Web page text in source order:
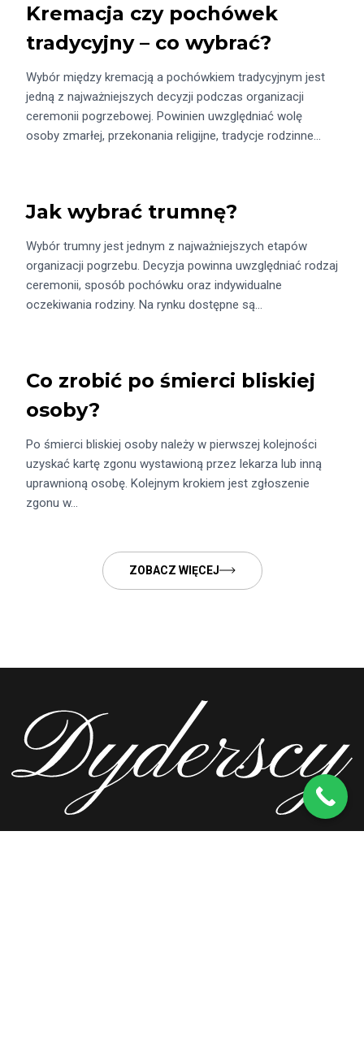
Kremacja czy pochówek
tradycyjny – co wybrać?
Wybór między kremacją a pochówkiem tradycyjnym jest
jedną z najważniejszych decyzji podczas organizacji
ceremonii pogrzebowej. Powinien uwzględniać wolę
osoby zmarłej, przekonania religijne, tradycje rodzinne…
Jak wybrać trumnę?
Wybór trumny jest jednym z najważniejszych etapów
organizacji pogrzebu. Decyzja powinna uwzględniać rodzaj
ceremonii, sposób pochówku oraz indywidualne
oczekiwania rodziny. Na rynku dostępne są…
Co zrobić po śmierci bliskiej
osoby?
Po śmierci bliskiej osoby należy w pierwszej kolejności
uzyskać kartę zgonu wystawioną przez lekarza lub inną
uprawnioną osobę. Kolejnym krokiem jest zgłoszenie
zgonu w…
ZOBACZ WIĘCEJ